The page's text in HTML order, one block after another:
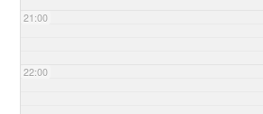
21:00
22:00